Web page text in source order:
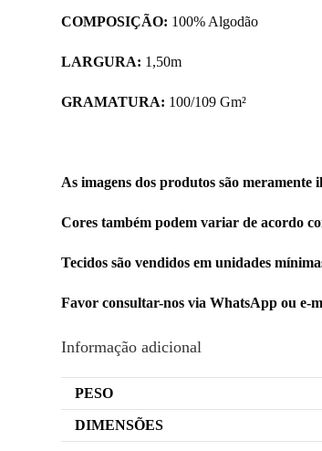
COMPOSIÇÃO: 100% Algodão
LARGURA: 1,50m
GRAMATURA: 100/109 Gm²
As imagens dos produtos são
Cores também podem variar de acordo
Tecidos são vendidos em unidades
Favor consultar-nos via WhatsApp ou e-
Informação adicional
PESO
DIMENSÕES